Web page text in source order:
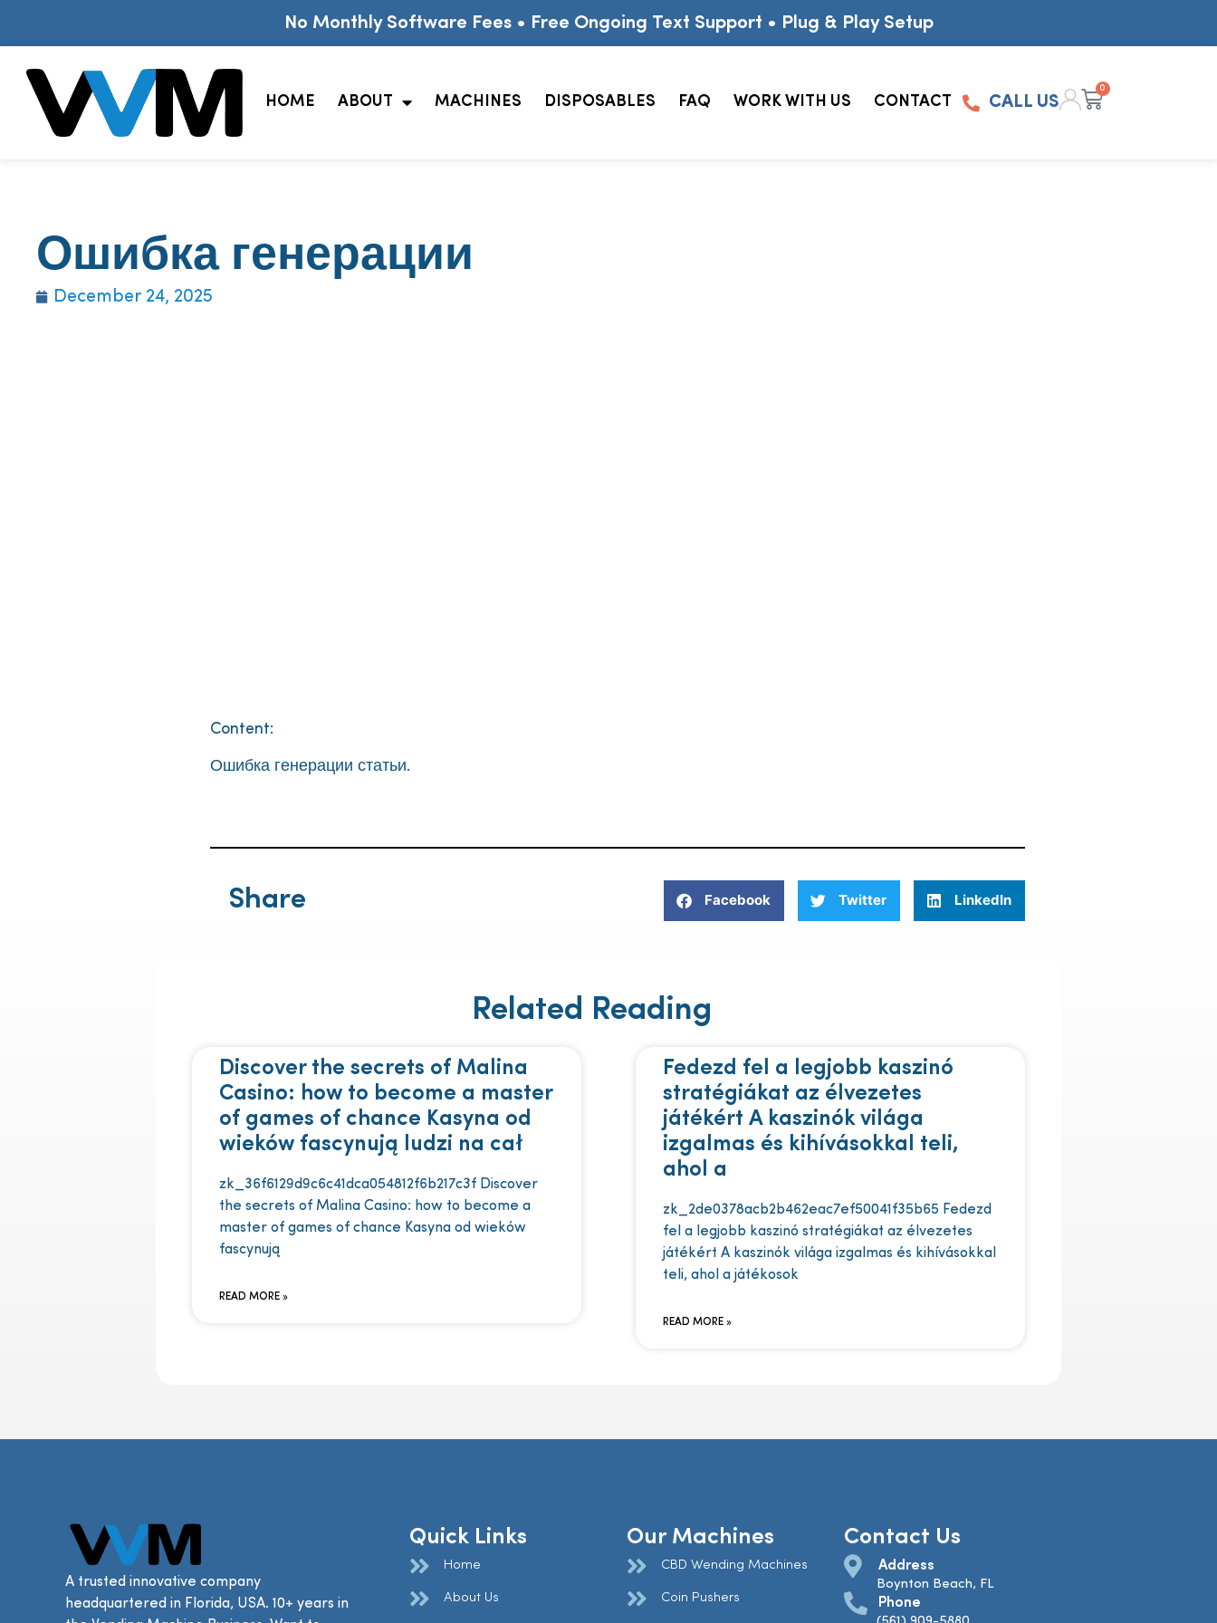
No Monthly Software Fees • Free Ongoing Text Support • Plug & Play Setup
HOME ABOUT MACHINES DISPOSABLES FAQ WORK WITH US CONTACT CALL US
0
Ошибка генерации
December 24, 2025
Content:
Ошибка генерации статьи.
Share Facebook Twitter LinkedIn
Related Reading
Discover the secrets of Malina
Casino: how to become a master
of games of chance Kasyna od
wieków fascynują ludzi na cał
zk_36f6129d9c6c41dca054812f6b217c3f Discover
the secrets of Malina Casino: how to become a
master of games of chance Kasyna od wieków
fascynują
READ MORE »
Fedezd fel a legjobb kaszinó
stratégiákat az élvezetes
játékért A kaszinók világa
izgalmas és kihívásokkal teli,
ahol a
zk_2de0378acb2b462eac7ef50041f35b65 Fedezd
fel a legjobb kaszinó stratégiákat az élvezetes
játékért A kaszinók világa izgalmas és kihívásokkal
teli, ahol a játékosok
READ MORE »
A trusted innovative company
headquartered in Florida, USA. 10+ years in
Quick Links
Home
About Us
Our Machines
CBD Wending Machines
Coin Pushers
Contact Us
Address
Boynton Beach, FL
Phone